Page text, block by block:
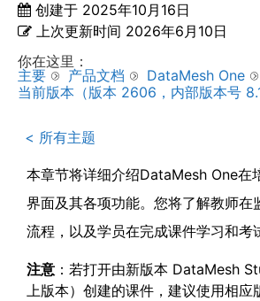
创建于 2025年10月16日
上次更新时间 2026年6月10日
你在这里：
主要
产品文档
DataMesh One
当前版本（版本 2606，内部版本号
< 所有主题
本章节将详细介绍DataMesh One在
界面及其各项功能。您将了解教师在
流程，以及学员在完成课件学习和考
注意 ：若打开由新版本 DataMesh
上版本）创建的课件，建议使用相